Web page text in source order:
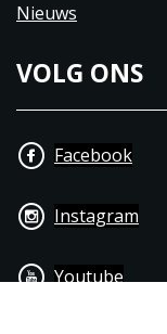
Nieuws
VOLG ONS
Facebook
Instagram
Youtube